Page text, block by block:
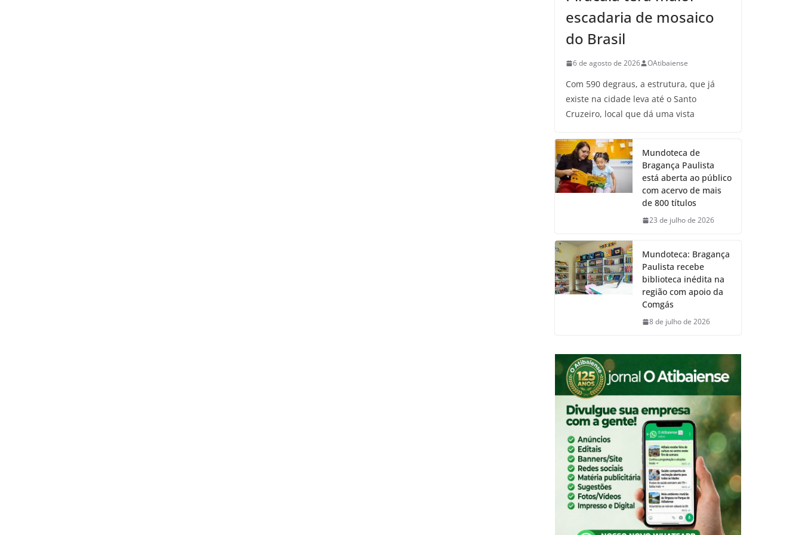
escadaria de mosaico
do Brasil
6 de agosto de 2026 OAtibaiense
Com 590 degraus, a estrutura, que já
existe na cidade leva até o Santo
Cruzeiro, local que dá uma vista
Mundoteca de
Bragança Paulista
está aberta ao público
com acervo de mais
de 800 títulos
23 de julho de 2026
Mundoteca: Bragança
Paulista recebe
biblioteca inédita na
região com apoio da
Comgás
8 de julho de 2026